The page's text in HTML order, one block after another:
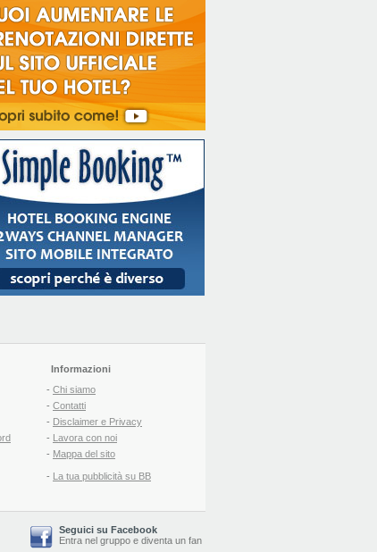
Informazioni
- Chi siamo
- Contatti
- Disclaimer e Privacy
- Lavora con noi
- Mappa del sito
- La tua pubblicità su BB
Seguici su Facebook
Entra nel gruppo e diventa un fan